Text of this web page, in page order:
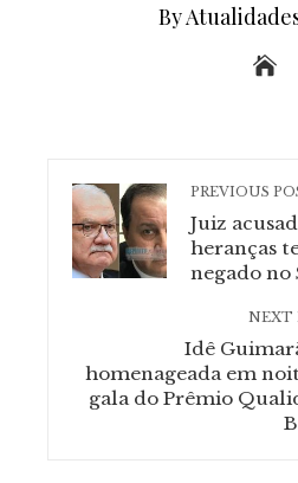
By
PREVIOUS
Juiz
heranças
negado no
NEXT
Idê
homenageada em
gala do Prêmio